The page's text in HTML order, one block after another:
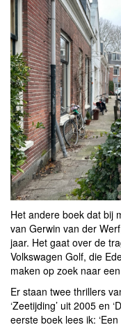
Het andere boek dat bij
van Gerwin van der
jaar. Het gaat over de
Volkswagen Golf, die
maken op zoek naar
Er staan twee thrillers
‘Zeetijding’ uit 2005 en
eerste boek lees ik: